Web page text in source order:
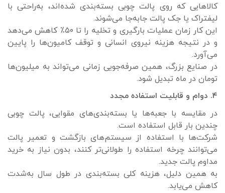
کالاهایی که روی پالت چوبی بسته‌بندی شده‌اند، به‌راحتی با
لیفتراک یا جک پالت جابه‌جا می‌شوند.
این کار زمان عملیات بارگیری و تخلیه را تا ۵۰٪ کاهش می‌دهد
و در نتیجه هزینه نیروی انسانی و توقف کامیون‌ها را پایین
می‌آورد.
در صنایع بزرگ، همین صرفه‌جویی زمانی می‌تواند به میلیون‌ها
تومان در ماه تبدیل شود.
۴. دوام و قابلیت استفاده مجدد
در مقایسه با جعبه‌ها یا بسته‌بندی‌های مقوایی، پالت چوبی
چندین بار قابل استفاده است.
شرکت‌ها با استفاده از سیستم‌های بازگشت و تعمیر پالت
می‌توانند چرخه استفاده را طولانی‌تر کنند، بدون نیاز به خرید
مداوم پالت جدید.
به همین دلیل، هزینه کلی بسته‌بندی در طول سال به‌شدت
کاهش می‌یابد.